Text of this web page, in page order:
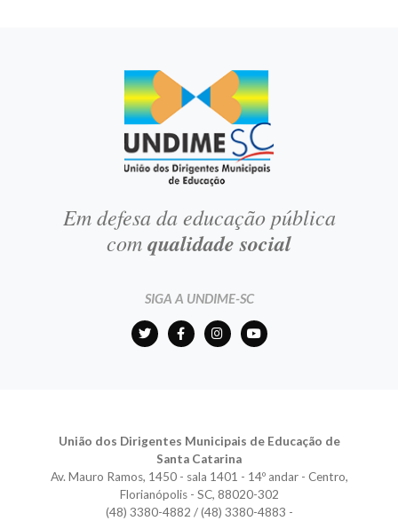
Em defesa da educação pública
comqualidade social
SIGA A UNDIME-SC
União dos Dirigentes Municipais de Educação de
Santa Catarina
Av. Mauro Ramos, 1450 - sala 1401 - 14º andar - Centro,
Florianópolis - SC, 88020-302
(48) 3380-4882 / (48) 3380-4883 -